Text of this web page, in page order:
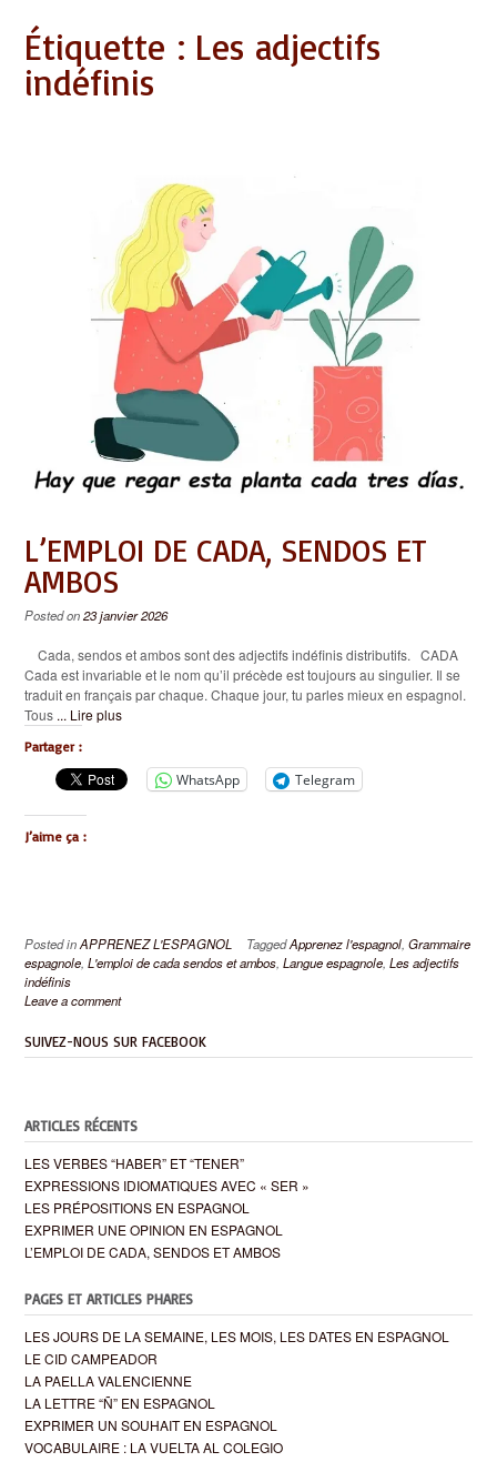
Étiquette : Les adjectifs
indéfinis
L’EMPLOI DE CADA, SENDOS ET
AMBOS
Posted on23 janvier 2026
Cada, sendos et ambos sont des adjectifs indéfinis distributifs. CADA
Cada est invariable et le nom qu’il précède est toujours au singulier. Il se
traduit en français par chaque. Chaque jour, tu parles mieux en espagnol.
Tous ... Lire plus
Partager :
WhatsApp Telegram
J’aime ça :
Posted inAPPRENEZ L'ESPAGNOL TaggedApprenez l'espagnol, Grammaire
espagnole, L'emploi de cada sendos et ambos, Langue espagnole, Les adjectifs
indéfinis
Leave a comment
SUIVEZ-NOUS SUR FACEBOOK
ARTICLES RÉCENTS
LES VERBES “HABER” ET “TENER”
EXPRESSIONS IDIOMATIQUES AVEC « SER »
LES PRÉPOSITIONS EN ESPAGNOL
EXPRIMER UNE OPINION EN ESPAGNOL
L’EMPLOI DE CADA, SENDOS ET AMBOS
PAGES ET ARTICLES PHARES
LES JOURS DE LA SEMAINE, LES MOIS, LES DATES EN ESPAGNOL
LE CID CAMPEADOR
LA PAELLA VALENCIENNE
LA LETTRE “Ñ” EN ESPAGNOL
EXPRIMER UN SOUHAIT EN ESPAGNOL
VOCABULAIRE : LA VUELTA AL COLEGIO